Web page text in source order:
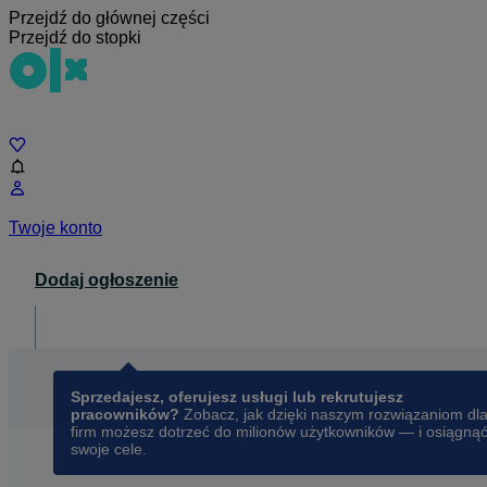
Przejdź do głównej części
Przejdź do stopki
Twoje konto
Dodaj ogłoszenie
Sprzedajesz, oferujesz usługi lub rekrutujesz
pracowników? Zobacz, jak dzięki naszym rozwiązaniom dla
firm możesz dotrzeć do milionów użytkowników — i osiągnąć
swoje cele.